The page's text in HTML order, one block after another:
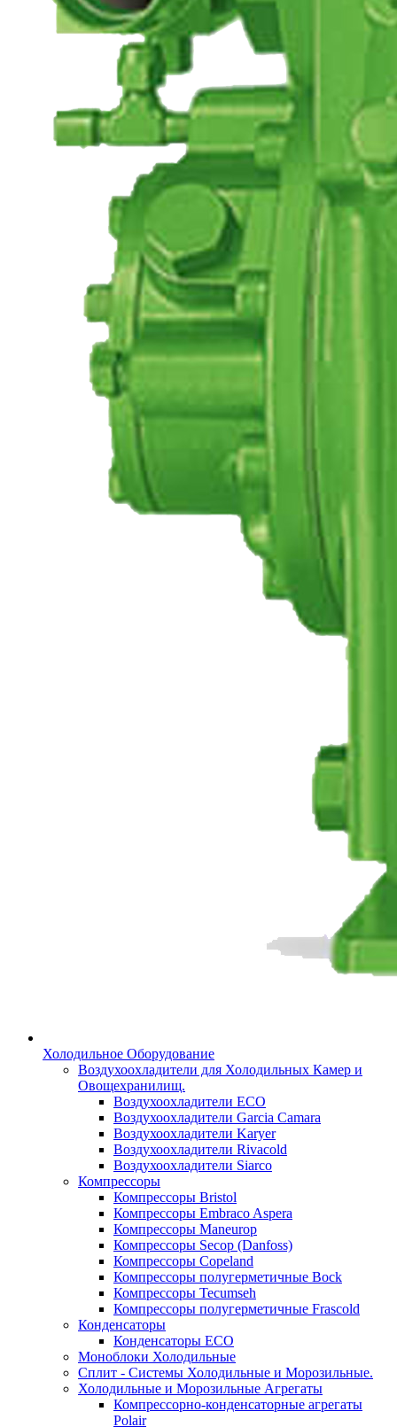
Холодильное Оборудование
Воздухоохладители для Холодильных Камер и
Овощехранилищ.
Воздухоохладители ECO
Воздухоохладители Garcia Camara
Воздухоохладители Karyer
Воздухоохладители Rivacold
Воздухоохладители Siarco
Компрессоры
Компрессоры Bristol
Компрессоры Embraco Aspera
Компрессоры Maneurop
Компрессоры Secop (Danfoss)
Компрессоры Copeland
Компрессоры полугерметичные Bock
Компрессоры Tecumseh
Компрессоры полугерметичные Frascold
Конденсаторы
Конденсаторы ECO
Моноблоки Холодильные
Сплит - Системы Холодильные и Морозильные.
Холодильные и Морозильные Агрегаты
Компрессорно-конденсаторные агрегаты
Polair